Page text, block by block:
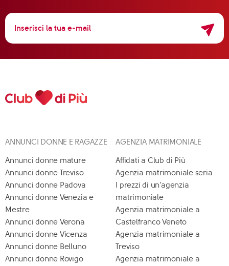
ANNUNCI DONNE E RAGAZZE
Annunci donne mature
Annunci donne Treviso
Annunci donne Padova
Annunci donne Venezia e
Mestre
Annunci donne Verona
Annunci donne Vicenza
Annunci donne Belluno
Annunci donne Rovigo
AGENZIA MATRIMONIALE
Affidati a Club di Più
Agenzia matrimoniale seria
I prezzi di un'agenzia
matrimoniale
Agenzia matrimoniale a
Castelfranco Veneto
Agenzia matrimoniale a
Treviso
Agenzia matrimoniale a